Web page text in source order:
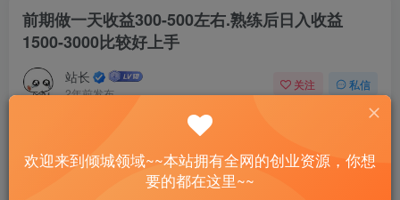
前期做一天收益300-500左右.熟练后日入收益
1500-3000比较好上手
站长
2年前发布
关注 私信
前期做一天收益300-500左右.熟练后日入收益1500-3000比较好上手
此内容为付费资源，请付费后查看
已售 1
欢迎来到倾城领域~~本站拥有全网的创业资源，你想
要的都在这里~~